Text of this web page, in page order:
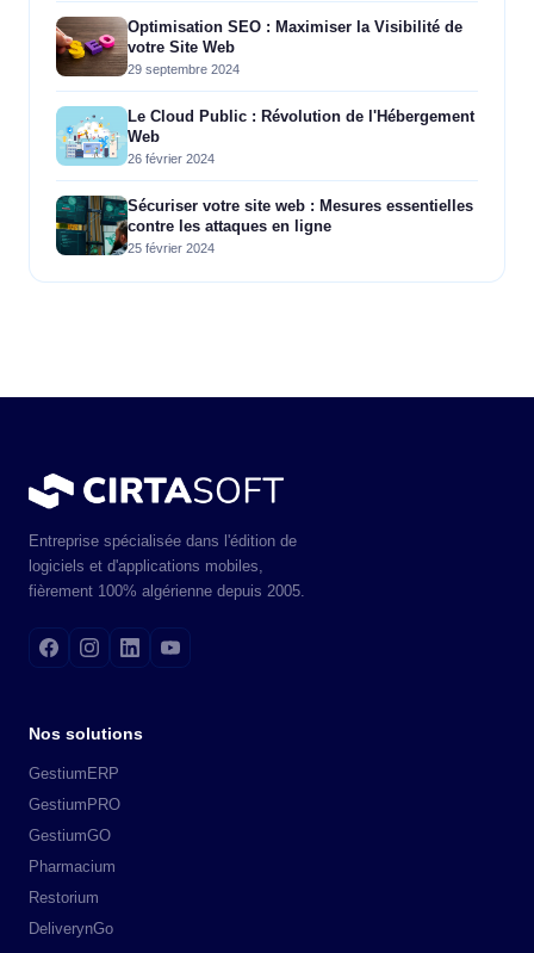
Optimisation SEO : Maximiser la Visibilité de
votre Site Web
29 septembre 2024
Le Cloud Public : Révolution de l'Hébergement
Web
26 février 2024
Sécuriser votre site web : Mesures essentielles
contre les attaques en ligne
25 février 2024
Entreprise spécialisée dans l'édition de
logiciels et d'applications mobiles,
fièrement 100% algérienne depuis 2005.
Nos solutions
GestiumERP
GestiumPRO
GestiumGO
Pharmacium
Restorium
DeliverynGo